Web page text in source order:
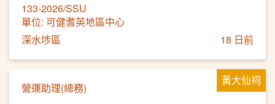
133-2026/SSU
單位: 可健耆英地區中心
深水埗區
18 日前
黃大仙祠
營運助理(總務)